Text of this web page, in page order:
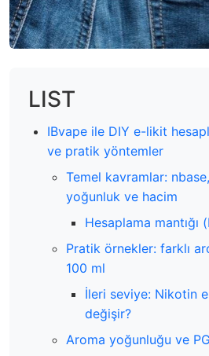
LIST
IBvape ile DIY e-likit
ve pratik yöntemler
Temel kavramlar:
yoğunluk ve hacim
Hesaplama mantığı
Pratik örnekler: farklı
100 ml
İleri seviye: Nikotin
değişir?
Aroma yoğunluğu ve